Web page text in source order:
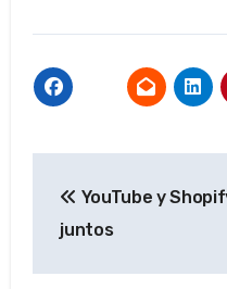
de
YouTube y
juntos